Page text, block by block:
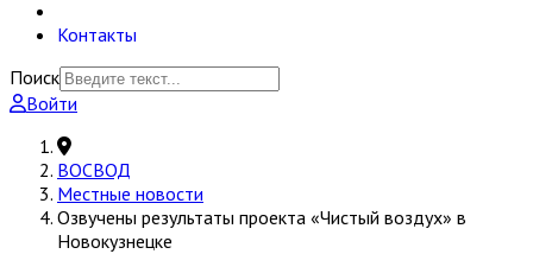
Контакты
Поиск
Войти
ВОСВОД
Местные новости
Озвучены результаты проекта «Чистый воздух» в
Новокузнецке